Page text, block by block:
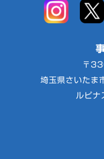
〒
埼玉県さいた
ルピ